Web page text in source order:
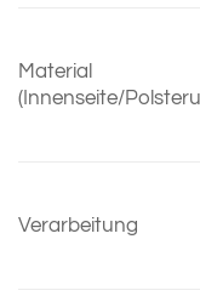
Material
(Innenseite/
Verarbeitung